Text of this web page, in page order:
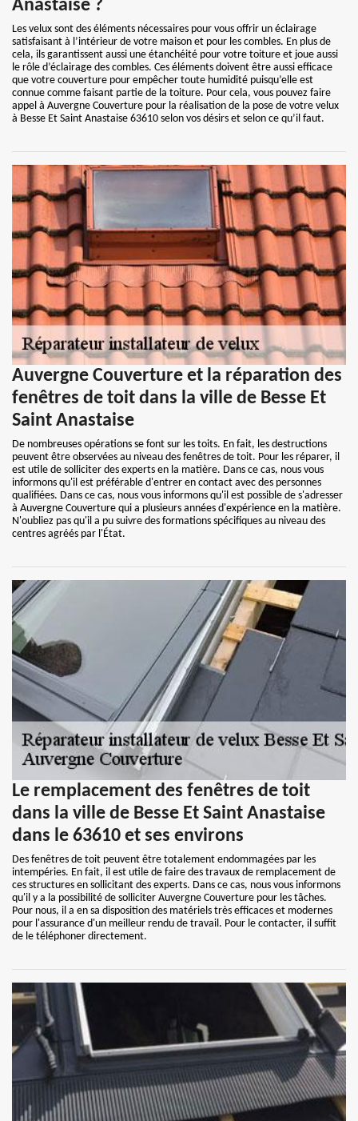
Anastaise ?
Les velux sont des éléments nécessaires pour vous offrir un éclairage
satisfaisant à l’intérieur de votre maison et pour les combles. En plus de
cela, ils garantissent aussi une étanchéité pour votre toiture et joue aussi
le rôle d’éclairage des combles. Ces éléments doivent être aussi efficace
que votre couverture pour empêcher toute humidité puisqu’elle est
connue comme faisant partie de la toiture. Pour cela, vous pouvez faire
appel à Auvergne Couverture pour la réalisation de la pose de votre velux
à Besse Et Saint Anastaise 63610 selon vos désirs et selon ce qu’il faut.
Auvergne Couverture et la réparation des
fenêtres de toit dans la ville de Besse Et
Saint Anastaise
De nombreuses opérations se font sur les toits. En fait, les destructions
peuvent être observées au niveau des fenêtres de toit. Pour les réparer, il
est utile de solliciter des experts en la matière. Dans ce cas, nous vous
informons qu'il est préférable d'entrer en contact avec des personnes
qualifiées. Dans ce cas, nous vous informons qu'il est possible de s'adresser
à Auvergne Couverture qui a plusieurs années d'expérience en la matière.
N'oubliez pas qu'il a pu suivre des formations spécifiques au niveau des
centres agréés par l'État.
Le remplacement des fenêtres de toit
dans la ville de Besse Et Saint Anastaise
dans le 63610 et ses environs
Des fenêtres de toit peuvent être totalement endommagées par les
intempéries. En fait, il est utile de faire des travaux de remplacement de
ces structures en sollicitant des experts. Dans ce cas, nous vous informons
qu'il y a la possibilité de solliciter Auvergne Couverture pour les tâches.
Pour nous, il a en sa disposition des matériels très efficaces et modernes
pour l'assurance d'un meilleur rendu de travail. Pour le contacter, il suffit
de le téléphoner directement.